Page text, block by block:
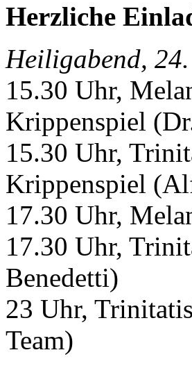
Herzliche
Heiligabend,
15.30 Uhr,
Krippenspiel
15.30 Uhr,
Krippenspiel
17.30 Uhr,
17.30 Uhr,
Benedetti)
23 Uhr,
Team)